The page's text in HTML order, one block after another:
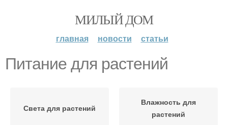
МИЛЫЙ ДОМ
главная новости статьи
Питание для растений
Света для растений
Влажность для
растений